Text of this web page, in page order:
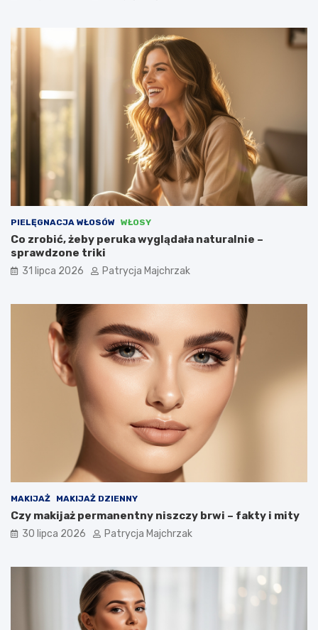
PIELĘGNACJA WŁOSÓW WŁOSY
Co zrobić, żeby peruka wyglądała naturalnie –
sprawdzone triki
31 lipca 2026 Patrycja Majchrzak
MAKIJAŻ MAKIJAŻ DZIENNY
Czy makijaż permanentny niszczy brwi – fakty i mity
30 lipca 2026 Patrycja Majchrzak